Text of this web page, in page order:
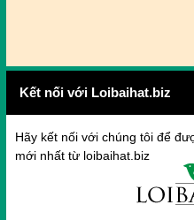
Kết nối với Loibaihat.biz
Hãy kết nối với chúng tôi để
mới nhất từ loibaihat.biz